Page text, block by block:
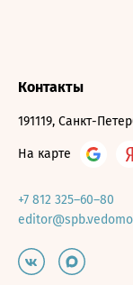
Контакты
191119, Санкт-
На карте
+7 812 325–60–80